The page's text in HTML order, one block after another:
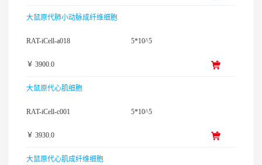
大鼠原代肺小动脉成纤维细胞
RAT-iCell-a018 5*10^5
￥ 3900.0
大鼠原代心肌细胞
RAT-iCell-c001 5*10^5
￥ 3930.0
大鼠原代心肌成纤维细胞